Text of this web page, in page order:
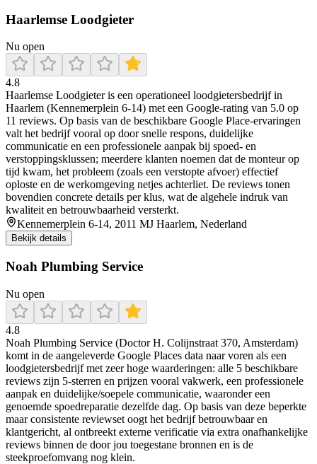
Haarlemse Loodgieter
Nu open
4.8
Haarlemse Loodgieter is een operationeel loodgietersbedrijf in
Haarlem (Kennemerplein 6-14) met een Google-rating van 5.0 op
11 reviews. Op basis van de beschikbare Google Place-ervaringen
valt het bedrijf vooral op door snelle respons, duidelijke
communicatie en een professionele aanpak bij spoed- en
verstoppingsklussen; meerdere klanten noemen dat de monteur op
tijd kwam, het probleem (zoals een verstopte afvoer) effectief
oploste en de werkomgeving netjes achterliet. De reviews tonen
bovendien concrete details per klus, wat de algehele indruk van
kwaliteit en betrouwbaarheid versterkt.
Kennemerplein 6-14, 2011 MJ Haarlem, Nederland
Bekijk details
Noah Plumbing Service
Nu open
4.8
Noah Plumbing Service (Doctor H. Colijnstraat 370, Amsterdam)
komt in de aangeleverde Google Places data naar voren als een
loodgietersbedrijf met zeer hoge waarderingen: alle 5 beschikbare
reviews zijn 5-sterren en prijzen vooral vakwerk, een professionele
aanpak en duidelijke/soepele communicatie, waaronder een
genoemde spoedreparatie dezelfde dag. Op basis van deze beperkte
maar consistente reviewset oogt het bedrijf betrouwbaar en
klantgericht, al ontbreekt externe verificatie via extra onafhankelijke
reviews binnen de door jou toegestane bronnen en is de
steekproefomvang nog klein.